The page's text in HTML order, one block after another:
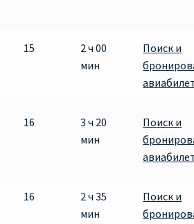
15
2 ч 00
мин
Поиск и
16
3 ч 20
мин
Поиск и
16
2 ч 35
мин
Поиск и